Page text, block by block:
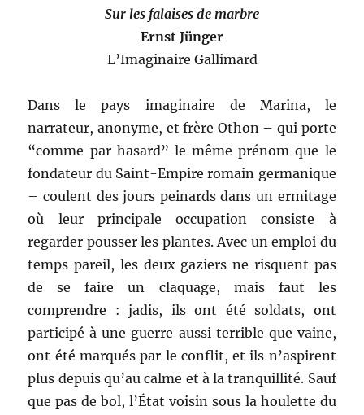
Sur les falaises de marbre
Ernst Jünger
L’Imaginaire Gallimard
Dans le pays imaginaire de Marina, le
narrateur, anonyme, et frère Othon – qui porte
“comme par hasard” le même prénom que le
fondateur du Saint-Empire romain germanique
– coulent des jours peinards dans un ermitage
où leur principale occupation consiste à
regarder pousser les plantes. Avec un emploi du
temps pareil, les deux gaziers ne risquent pas
de se faire un claquage, mais faut les
comprendre : jadis, ils ont été soldats, ont
participé à une guerre aussi terrible que vaine,
ont été marqués par le conflit, et ils n’aspirent
plus depuis qu’au calme et à la tranquillité. Sauf
que pas de bol, l’État voisin sous la houlette du